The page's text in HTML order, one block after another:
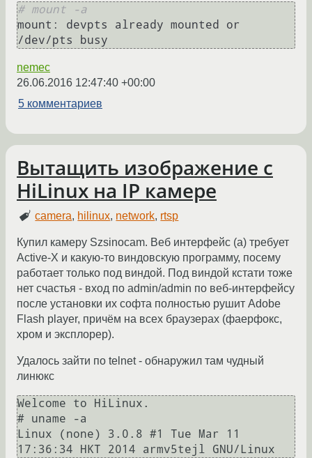
# mount -a
mount: devpts already mounted or
nemec
26.06.2016 12:47:40 +00:00
5 комментариев
Вытащить изображение с
HiLinux на IP камере
camera, hilinux, network, rtsp
Купил камеру Szsinocam. Веб интерфейс (а) требует
Active-X и какую-то виндовскую программу, посему
работает только под виндой. Под виндой кстати тоже
нет счастья - вход по admin/admin по веб-интерфейсу
после установки их софта полностью рушит Adobe
Flash player, причём на всех браузерах (фаерфокс,
хром и эксплорер).
Удалось зайти по telnet - обнаружил там чудный
линюкс
Welcome to HiLinux.
# uname -a
Linux (none) 3.0.8 #1 Tue Mar 11
17:36:34 HKT 2014 armv5tejl GNU/Linux